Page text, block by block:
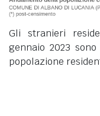
Gli stranieri
gennaio 2023 sono
popolazione